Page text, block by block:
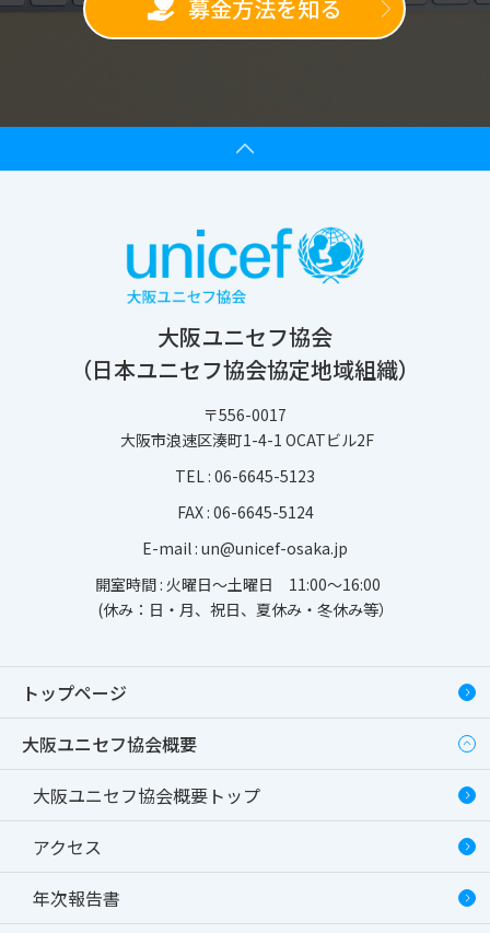
募金方法を知る
大阪ユニセフ協会
（日本ユニセフ協会協定地域組織）
〒556-0017
大阪市浪速区湊町1-4-1 OCATビル2F
TEL : 06-6645-5123
FAX : 06-6645-5124
E-mail : un@unicef-osaka.jp
開室時間 : 火曜日～土曜日 11:00～16:00
(休み：日・月、祝日、夏休み・冬休み等）
トップページ
大阪ユニセフ協会概要
大阪ユニセフ協会概要トップ
アクセス
年次報告書